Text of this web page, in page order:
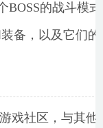
BOSS的战斗模
备，以及它们
戏社区，与其